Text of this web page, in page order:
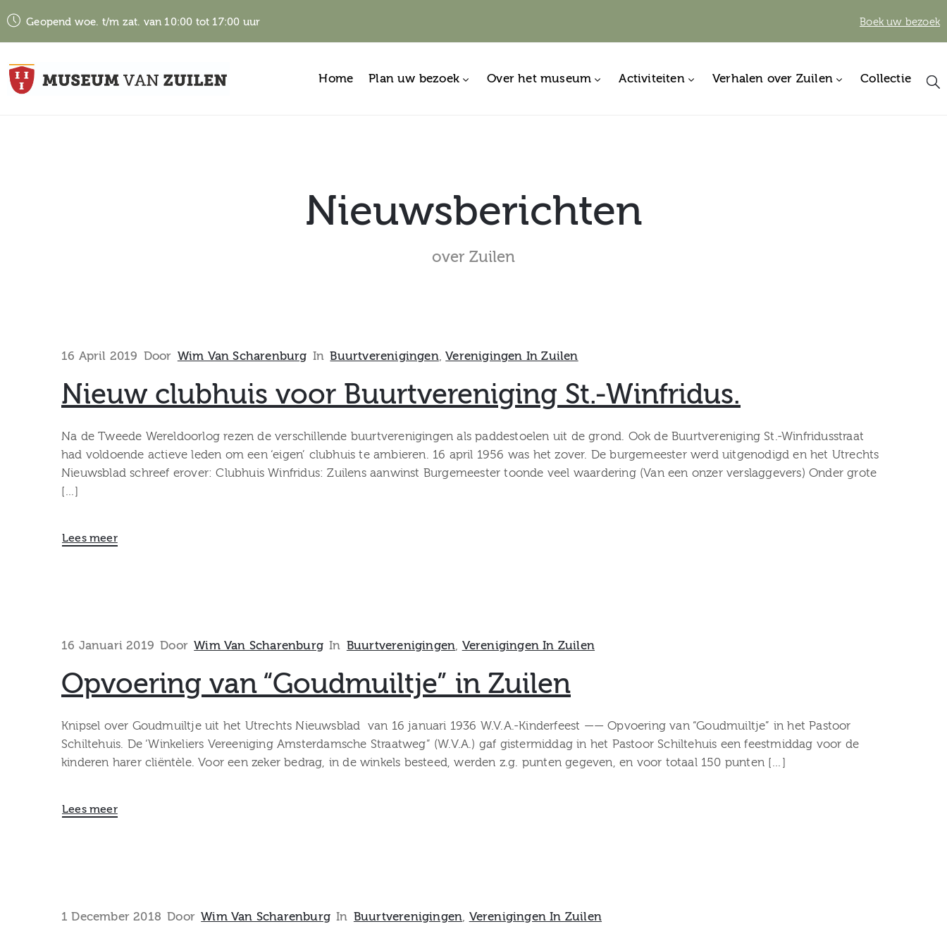
Geopend woe. t/m zat. van 10:00 tot 17:00 uur Boek uw bezoek
Home Plan uw bezoek Over het museum Activiteiten Verhalen over Zuilen Collectie
Nieuwsberichten
over Zuilen
16 April 2019 Door Wim Van Scharenburg In Buurtverenigingen‚Verenigingen In Zuilen
Nieuw clubhuis voor Buurtvereniging St.-Winfridus.
Na de Tweede Wereldoorlog rezen de verschillende buurtverenigingen als paddestoelen uit de grond. Ook de Buurtvereniging St.-Winfridusstraat
had voldoende actieve leden om een ‘eigen’ clubhuis te ambieren. 16 april 1956 was het zover. De burgemeester werd uitgenodigd en het Utrechts
Nieuwsblad schreef erover: Clubhuis Winfridus: Zuilens aanwinst Burgemeester toonde veel waardering (Van een onzer verslaggevers) Onder grote
[…]
Lees meer
16 Januari 2019 Door Wim Van Scharenburg In Buurtverenigingen‚ Verenigingen In Zuilen
Opvoering van “Goudmuiltje” in Zuilen
Knipsel over Goudmuiltje uit het Utrechts Nieuwsblad van 16 januari 1936 W.V.A.-Kinderfeest —— Opvoering van “Goudmuiltje” in het Pastoor
Schiltehuis. De ‘Winkeliers Vereeniging Amsterdamsche Straatweg” (W.V.A.) gaf gistermiddag in het Pastoor Schiltehuis een feestmiddag voor de
kinderen harer cliëntèle. Voor een zeker bedrag, in de winkels besteed, werden z.g. punten gegeven, en voor totaal 150 punten […]
Lees meer
1 December 2018 Door Wim Van Scharenburg In Buurtverenigingen‚ Verenigingen In Zuilen